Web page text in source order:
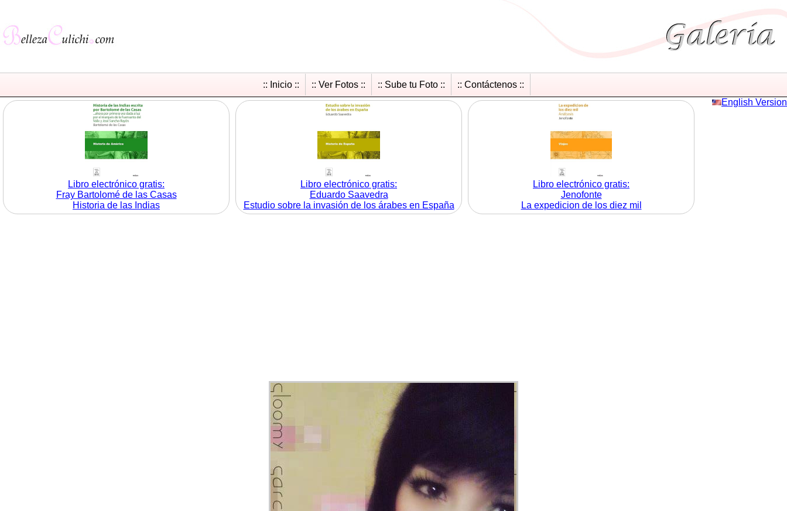
:: Inicio :: :: Ver Fotos :: :: Sube tu Foto ::
:: Contáctenos ::
English Version
Libro electrónico gratis:
Fray Bartolomé de las Casas
Historia de las Indias
Libro electrónico gratis:
Eduardo Saavedra
Estudio sobre la invasión de los árabes en España
Libro electrónico gratis:
Jenofonte
La expedicion de los diez mil